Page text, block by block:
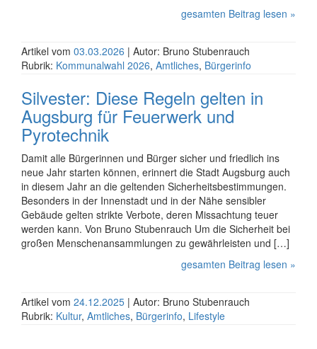
gesamten Beitrag lesen »
Artikel vom 03.03.2026 | Autor: Bruno Stubenrauch
Rubrik: Kommunalwahl 2026, Amtliches, Bürgerinfo
Silvester: Diese Regeln gelten in
Augsburg für Feuerwerk und
Pyrotechnik
Damit alle Bürgerinnen und Bürger sicher und friedlich ins
neue Jahr starten können, erinnert die Stadt Augsburg auch
in diesem Jahr an die geltenden Sicher­heits­be­stim­mungen.
Besonders in der Innenstadt und in der Nähe sensibler
Gebäude gelten strikte Verbote, deren Miss­achtung teuer
werden kann. Von Bruno Stubenrauch Um die Sicherheit bei
großen Menschen­an­samm­lungen zu gewähr­leisten und […]
gesamten Beitrag lesen »
Artikel vom 24.12.2025 | Autor: Bruno Stubenrauch
Rubrik: Kultur, Amtliches, Bürgerinfo, Lifestyle